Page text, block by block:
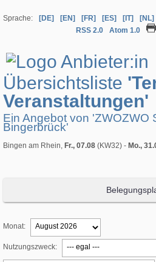
Sprache: [DE] [EN] [FR] [ES] [IT] [NL]
RSS 2.0
Atom 1.0
Übersichtsliste
Veranstaltungen'
Ein Angebot von 'ZWOZWO
Bingerbrück'
Bingen am Rhein, Fr., 07.08 (KW32) - Mo.,
Monat:
Nutzungszweck: